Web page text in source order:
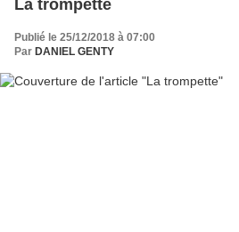
La trompette
Publié le 25/12/2018 à 07:00
Par DANIEL GENTY